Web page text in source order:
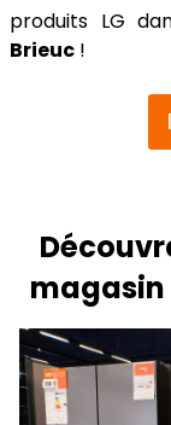
produits LG
Brieuc !
magasin